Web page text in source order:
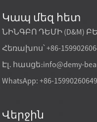
Կապ մեզ հետ
ՆԻՆԳԲՈ ԴԵՄԻ (D&M)
Հեռախոս՝ +86-
Էլ․ հասցե։info@demy-
WhatsApp: +86-15990260649
Վերջին